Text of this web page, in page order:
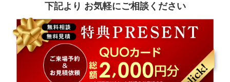
下記より お気軽にご相談ください